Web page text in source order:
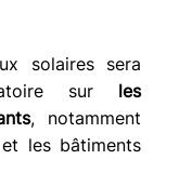
solaires sera
sur les
, notamment
les bâtiments